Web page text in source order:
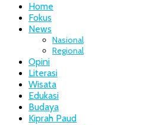
Home
Fokus
News
Nasional
Regional
Opini
Literasi
Wisata
Edukasi
Budaya
Kiprah Paud